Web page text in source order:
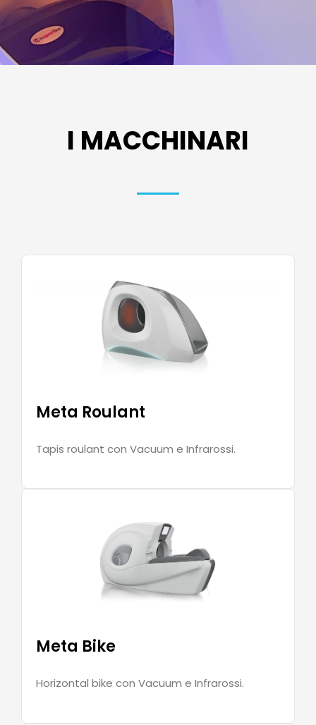
I MACCHINARI
Meta Roulant
Tapis roulant con Vacuum e Infrarossi.
Meta Bike
Horizontal bike con Vacuum e Infrarossi.